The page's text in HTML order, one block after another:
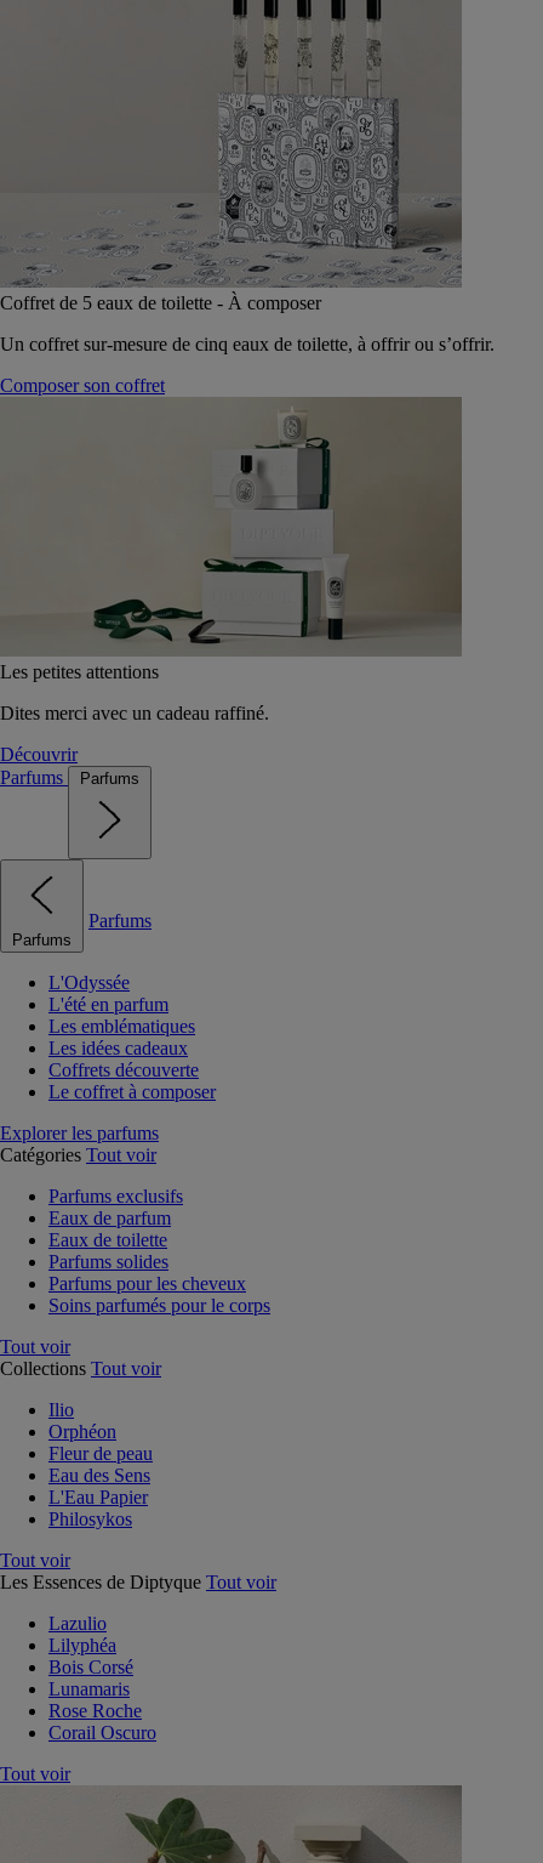
Coffret de 5 eaux de toilette - À composer
Un coffret sur-mesure de cinq eaux de toilette, à offrir ou s’offrir.
Composer son coffret
Les petites attentions
Dites merci avec un cadeau raffiné.
Découvrir
Parfums
Parfums
Parfums
Parfums
L'Odyssée
L'été en parfum
Les emblématiques
Les idées cadeaux
Coffrets découverte
Le coffret à composer
Explorer les parfums
Catégories Tout voir
Parfums exclusifs
Eaux de parfum
Eaux de toilette
Parfums solides
Parfums pour les cheveux
Soins parfumés pour le corps
Tout voir
Collections Tout voir
Ilio
Orphéon
Fleur de peau
Eau des Sens
L'Eau Papier
Philosykos
Tout voir
Les Essences de Diptyque Tout voir
Lazulio
Lilyphéa
Bois Corsé
Lunamaris
Rose Roche
Corail Oscuro
Tout voir